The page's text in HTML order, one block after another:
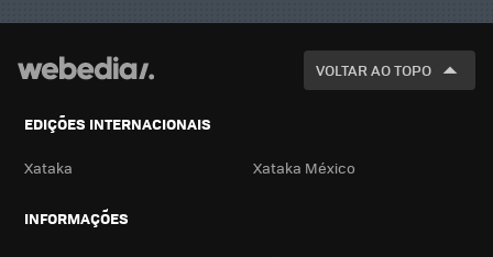
VOLTAR AO TOPO
EDIÇÕES INTERNACIONAIS
Xataka Xataka México
INFORMAÇÕES